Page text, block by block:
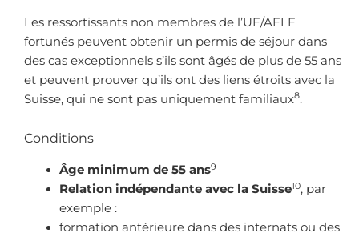
Les ressortissants non membres de l’UE/AELE
fortunés peuvent obtenir un permis de séjour dans
des cas exceptionnels s’ils sont âgés de plus de 55 ans
et peuvent prouver qu’ils ont des liens étroits avec la
Suisse, qui ne sont pas uniquement familiaux8.
Conditions
Âge minimum de 55 ans9
Relation indépendante avec la Suisse10, par
exemple :
formation antérieure dans des internats ou des